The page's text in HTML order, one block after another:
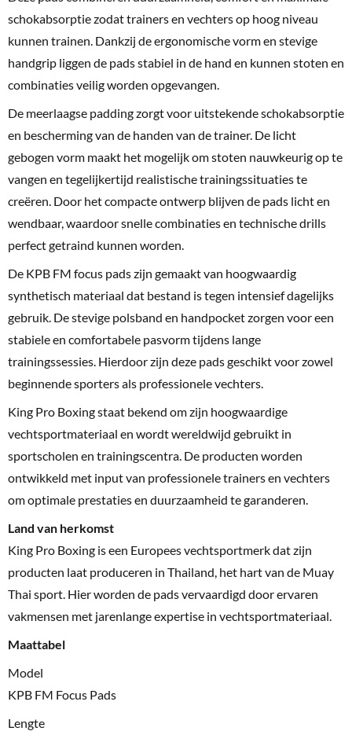
schokabsorptie zodat trainers en vechters op hoog niveau
kunnen trainen. Dankzij de ergonomische vorm en stevige
handgrip liggen de pads stabiel in de hand en kunnen stoten en
combinaties veilig worden opgevangen.
De meerlaagse padding zorgt voor uitstekende schokabsorptie
en bescherming van de handen van de trainer. De licht
gebogen vorm maakt het mogelijk om stoten nauwkeurig op te
vangen en tegelijkertijd realistische trainingssituaties te
creëren. Door het compacte ontwerp blijven de pads licht en
wendbaar, waardoor snelle combinaties en technische drills
perfect getraind kunnen worden.
De KPB FM focus pads zijn gemaakt van hoogwaardig
synthetisch materiaal dat bestand is tegen intensief dagelijks
gebruik. De stevige polsband en handpocket zorgen voor een
stabiele en comfortabele pasvorm tijdens lange
trainingssessies. Hierdoor zijn deze pads geschikt voor zowel
beginnende sporters als professionele vechters.
King Pro Boxing staat bekend om zijn hoogwaardige
vechtsportmateriaal en wordt wereldwijd gebruikt in
sportscholen en trainingscentra. De producten worden
ontwikkeld met input van professionele trainers en vechters
om optimale prestaties en duurzaamheid te garanderen.
Land van herkomst
King Pro Boxing is een Europees vechtsportmerk dat zijn
producten laat produceren in Thailand, het hart van de Muay
Thai sport. Hier worden de pads vervaardigd door ervaren
vakmensen met jarenlange expertise in vechtsportmateriaal.
Maattabel
Model
KPB FM Focus Pads
Lengte